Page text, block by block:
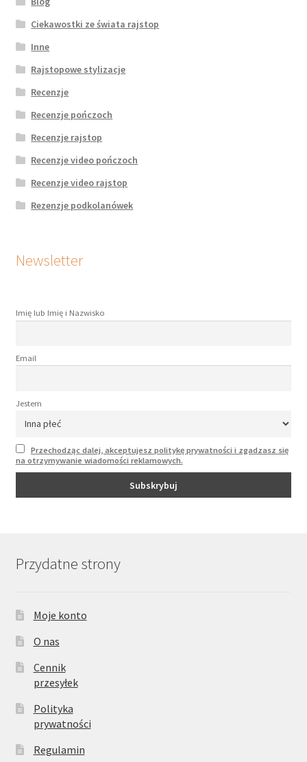
Ciekawostki ze świata rajstop
Inne
Rajstopowe stylizacje
Recenzje
Recenzje pończoch
Recenzje rajstop
Recenzje video pończoch
Recenzje video rajstop
Rezenzje podkolanówek
Newsletter
Imię lub Imię i Nazwisko
Email
Jestem
Przechodząc dalej, akceptujesz politykę prywatności i zgadzasz się
na otrzymywanie wiadomości reklamowych.
Przydatne strony
Moje konto
O nas
Cennik
przesyłek
Polityka
prywatności
Regulamin